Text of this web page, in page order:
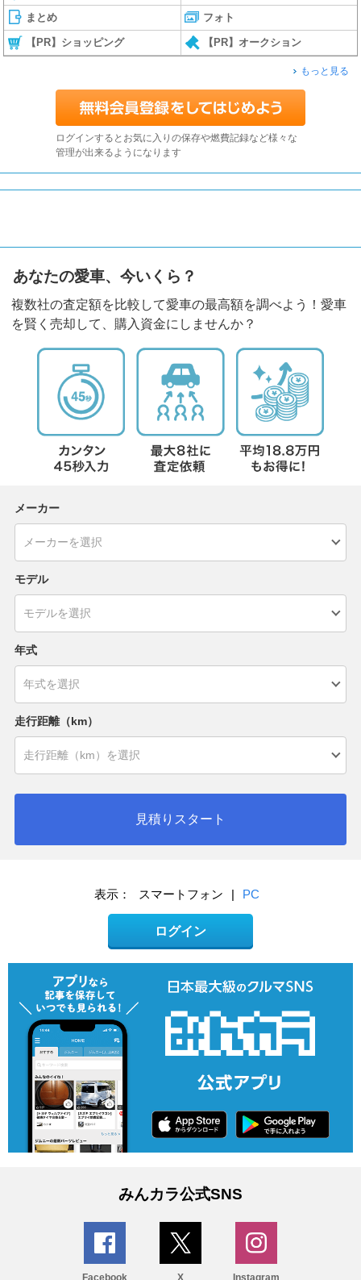
まとめ フォト
【PR】ショッピング 【PR】オークション
もっと見る
ログインするとお気に入りの保存や燃費記録など様々な
管理が出来るようになります
あなたの愛車、今いくら？
複数社の査定額を比較して愛車の最高額を調べよう！愛車
を賢く売却して、購入資金にしませんか？
メーカー
モデル
年式
走行距離（km）
見積りスタート
表示： スマートフォン | PC
ログイン
みんカラ公式SNS
Facebook X Instagram